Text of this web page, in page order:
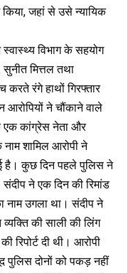
जहां से उसे न्यायिक
विभाग के सहयोग
मित्तल तथा
करते रंगे हाथों गिरफ्तार
आरोपियों ने चौंकाने वाले
एक कांग्रेस नेता और
शामिल आरोपी ने
है। कुछ दिन पहले पुलिस ने
संदीप ने एक दिन की रिमांड
नाम उगला था। संदीप ने
की साली की लिंग
दी थी। आरोपी
पुलिस दोनों को पकड़ नहीं